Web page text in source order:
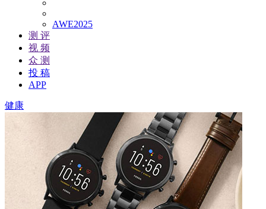
AWE2025
测 评
视 频
众 测
投 稿
APP
健康